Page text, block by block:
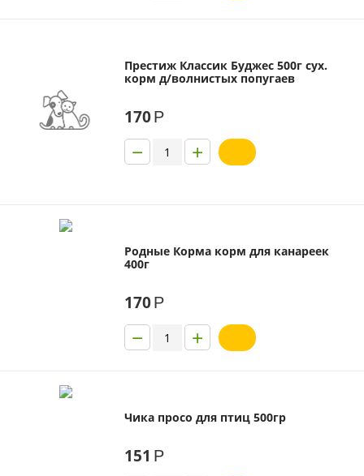
Престиж Классик Буджес 500г сух.
корм д/волнистых попугаев
170Р
+
−
Родные Корма корм для канареек
400г
170Р
+
−
Чика просо для птиц 500гр
151 Р